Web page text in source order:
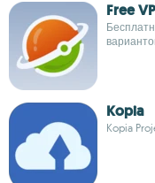
Free
Kopia
Kopia